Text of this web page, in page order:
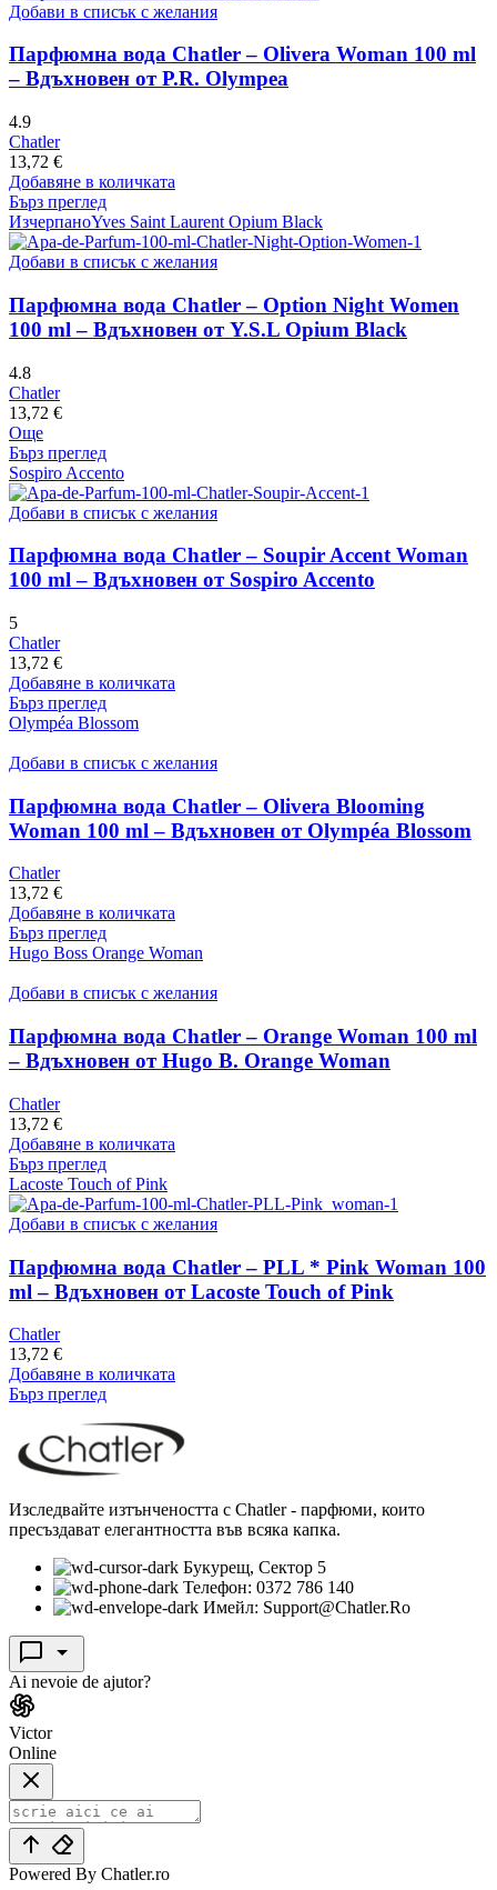
Добави в списък с желания
Парфюмна вода Chatler – Olivera Woman 100 ml
– Вдъхновен от P.R. Olympea
4.9
Chatler
13,72 €
Добавяне в количката
Бърз преглед
ИзчерпаноYves Saint Laurent Opium Black
Добави в списък с желания
Парфюмна вода Chatler – Option Night Women
100 ml – Вдъхновен от Y.S.L Opium Black
4.8
Chatler
13,72 €
Още
Бърз преглед
Sospiro Accento
Добави в списък с желания
Парфюмна вода Chatler – Soupir Accent Woman
100 ml – Вдъхновен от Sospiro Accento
5
Chatler
13,72 €
Добавяне в количката
Бърз преглед
Olympéa Blossom
Добави в списък с желания
Парфюмна вода Chatler – Olivera Blooming
Woman 100 ml – Вдъхновен от Olympéa Blossom
Chatler
13,72 €
Добавяне в количката
Бърз преглед
Hugo Boss Orange Woman
Добави в списък с желания
Парфюмна вода Chatler – Orange Woman 100 ml
– Вдъхновен от Hugo B. Orange Woman
Chatler
13,72 €
Добавяне в количката
Бърз преглед
Lacoste Touch of Pink
Добави в списък с желания
Парфюмна вода Chatler – PLL * Pink Woman 100
ml – Вдъхновен от Lacoste Touch of Pink
Chatler
13,72 €
Добавяне в количката
Бърз преглед
Изследвайте изтънчеността с Chatler - парфюми, които
пресъздават елегантността във всяка капка.
Букурещ, Сектор 5
Телефон: 0372 786 140
Имейл: Support@Chatler.Ro
Ai nevoie de ajutor?
Victor
Online
Powered By Chatler.ro